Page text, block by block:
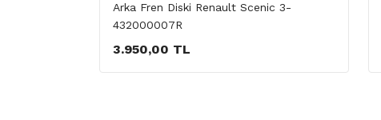
Arka Fren Diski Renault Scenic 3-
432000007R
3.950,00 TL